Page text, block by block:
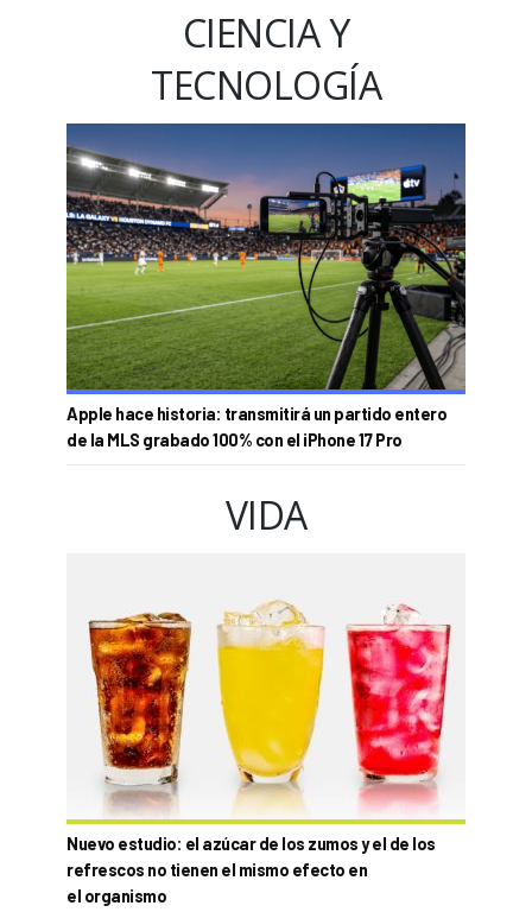
CIENCIA Y
TECNOLOGÍA
Apple hace historia: transmitirá un partido entero
de la MLS grabado 100% con el iPhone 17 Pro
VIDA
Nuevo estudio: el azúcar de los zumos y el de los
refrescos no tienen el mismo efecto en
el organismo